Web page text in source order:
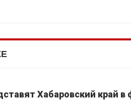
Хабаровский край